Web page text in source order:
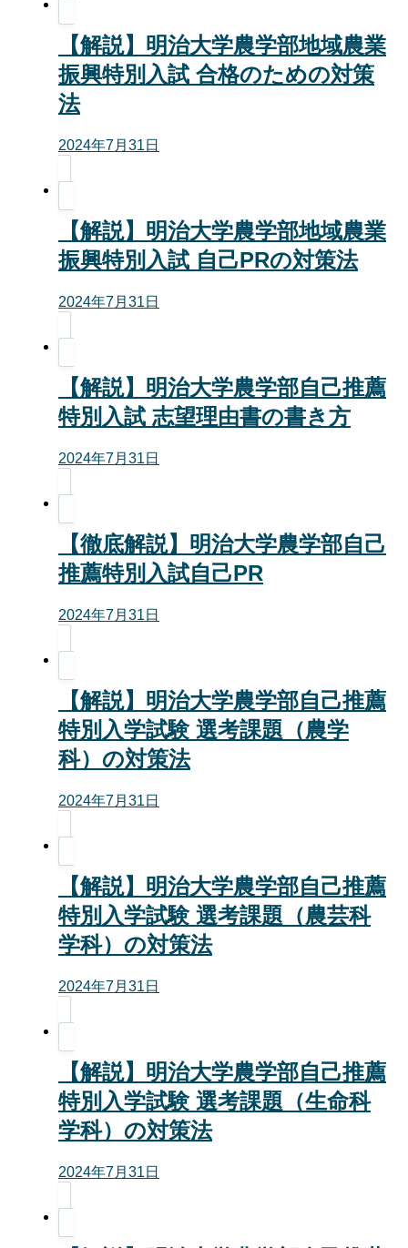
【解説】明治大学農学部地域農業
振興特別入試 合格のための対策
法
2024年7月31日
【解説】明治大学農学部地域農業
振興特別入試 自己PRの対策法
2024年7月31日
【解説】明治大学農学部自己推薦
特別入試 志望理由書の書き方
2024年7月31日
【徹底解説】明治大学農学部自己
推薦特別入試自己PR
2024年7月31日
【解説】明治大学農学部自己推薦
特別入学試験 選考課題（農学
科）の対策法
2024年7月31日
【解説】明治大学農学部自己推薦
特別入学試験 選考課題（農芸科
学科）の対策法
2024年7月31日
【解説】明治大学農学部自己推薦
特別入学試験 選考課題（生命科
学科）の対策法
2024年7月31日